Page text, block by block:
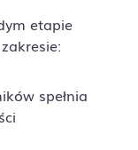
etapie
spełnia